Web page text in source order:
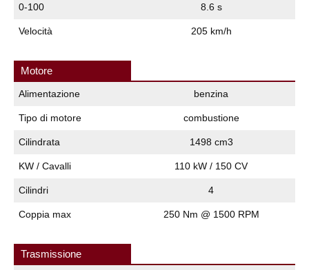
0-100 8.6 s
Velocità 205 km/h
Motore
Alimentazione benzina
Tipo di motore combustione
Cilindrata 1498 cm3
KW / Cavalli 110 kW / 150 CV
Cilindri 4
Coppia max 250 Nm @ 1500 RPM
Trasmissione